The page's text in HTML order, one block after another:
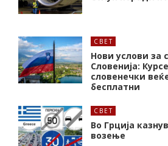
СВЕТ
Нови услови за
Словенија:
словенечки
бесплатни
СВЕТ
Во Грција
возење